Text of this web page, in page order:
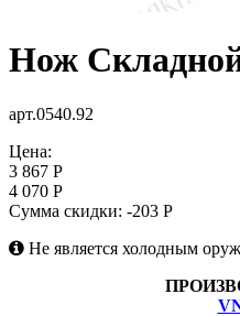
Нож
арт.0540.92
Цена:
3 867 Р
4 070 Р
Сумма скидки: -203 Р
Не является холодным